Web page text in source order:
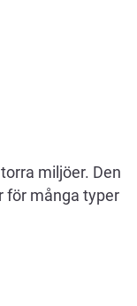
miljöer. Den
för många typer